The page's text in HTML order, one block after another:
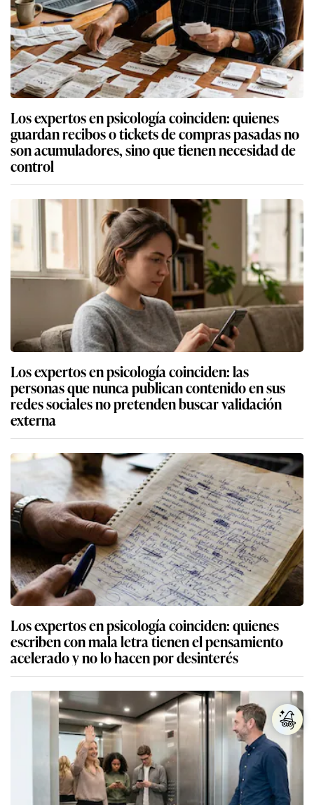
Los expertos en psicología coinciden: quienes
guardan recibos o tickets de compras pasadas no
son acumuladores, sino que tienen necesidad de
control
Los expertos en psicología coinciden: las
personas que nunca publican contenido en sus
redes sociales no pretenden buscar validación
externa
Los expertos en psicología coinciden: quienes
escriben con mala letra tienen el pensamiento
acelerado y no lo hacen por desinterés